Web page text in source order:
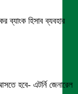
ব্যাংক হিসাব ব্যবহার
হবে- এটর্নি জেনারেল